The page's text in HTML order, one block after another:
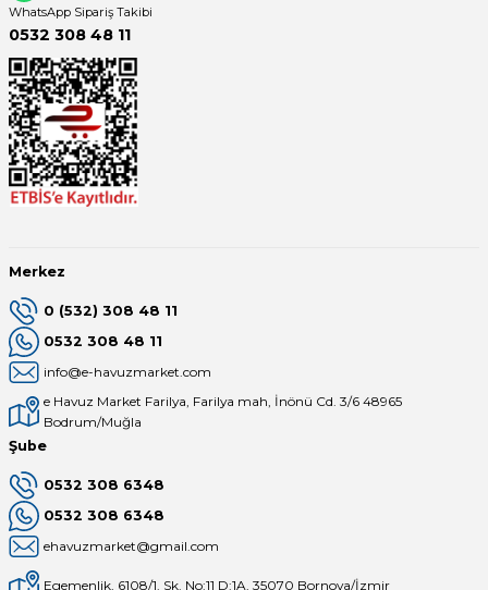
WhatsApp Sipariş Takibi
0532 308 48 11
Merkez
0 (532) 308 48 11
0532 308 48 11
info@e-havuzmarket.com
e Havuz Market Farilya, Farilya mah, İnönü Cd. 3/6 48965
Bodrum/Muğla
Şube
0532 308 6348
0532 308 6348
ehavuzmarket@gmail.com
Egemenlik, 6108/1. Sk. No:11 D:1A, 35070 Bornova/İzmir